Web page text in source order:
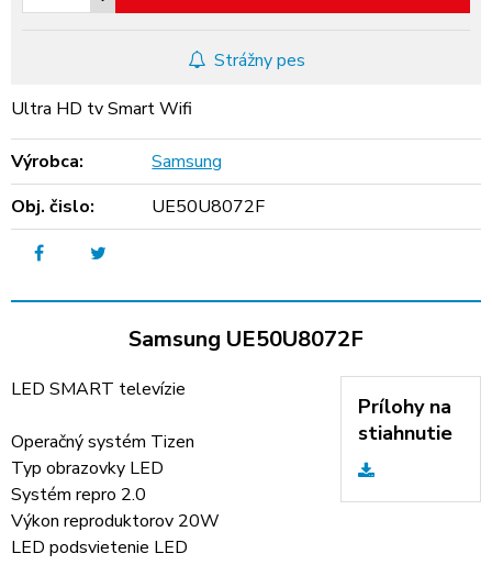
Strážny pes
Ultra HD tv Smart Wifi
Výrobca:
Samsung
Obj. čislo:
UE50U8072F
Samsung UE50U8072F
Prílohy na
stiahnutie
LED SMART televízie
Operačný systém Tizen
Typ obrazovky LED
Systém repro 2.0
Výkon reproduktorov 20W
LED podsvietenie LED